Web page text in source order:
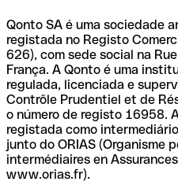
Qonto SA é uma sociedade
registada no Registo
626), com sede social na
França. A Qonto é uma
regulada, licenciada e
Contrôle Prudentiel et de
o número de registo 16958.
registada como
junto do ORIAS (Organisme
intermédiaires en
www.orias.fr).